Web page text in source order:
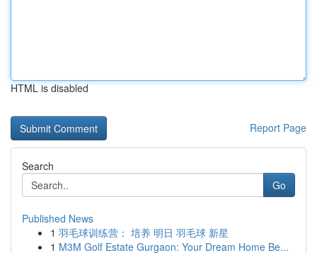
HTML is disabled
Report Page
Search
Go
Published News
1 羽毛球训练营： 培养 明日 羽毛球 新星
1 M3M Golf Estate Gurgaon: Your Dream Home Be...